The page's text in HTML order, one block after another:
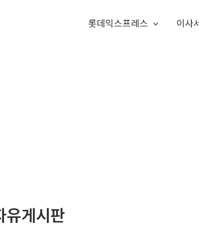
롯데익스프레스 이사
유게시판